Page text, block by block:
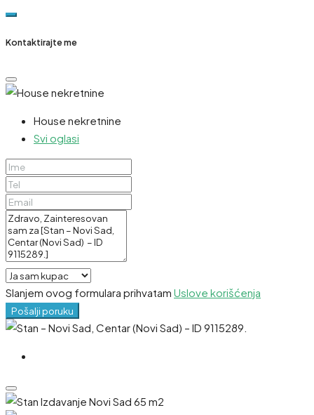
Kontaktirajte me
House nekretnine
Svi oglasi
Slanjem ovog formulara prihvatam Uslove korišćenja
Pošalji poruku